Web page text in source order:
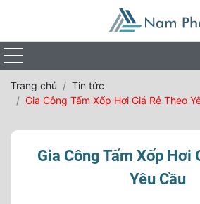
Trang chủ
Tin tức
Gia Công Tấm Xốp Hơi Giá Rẻ Theo
Gia Công Tấm Xốp Hơi
Yêu Cầu